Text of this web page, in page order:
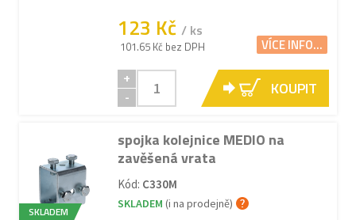
123 Kč / ks
101.65 Kč bez DPH VÍCE INFO...
+
-
KOUPIT
SKLADEM
spojka kolejnice MEDIO na
zavěšená vrata
Kód: C330M
SKLADEM (i na prodejně)